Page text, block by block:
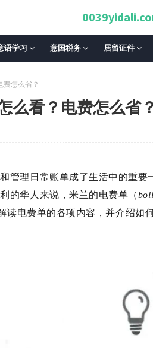
语学习 意国税务 居留证件
费怎么省？
么看？电费怎么省？
管理日常账单成了生活中的重要
的华人来说，米兰的电费单（
读电费单的各项内容，并介绍如